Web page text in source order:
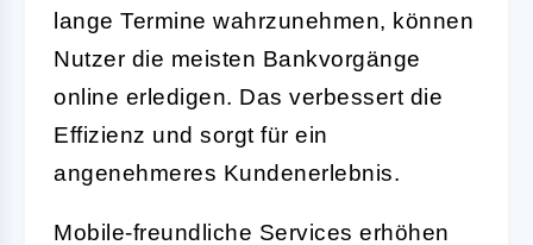
lange Termine wahrzunehmen, können
Nutzer die meisten Bankvorgänge
online erledigen. Das verbessert die
Effizienz und sorgt für ein
angenehmeres Kundenerlebnis.
Mobile-freundliche Services erhöhen